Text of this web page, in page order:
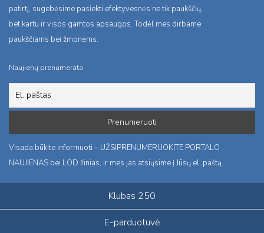
patirtį, sugebėsime pasiekti efektyvesnės ne tik paukščių,
bet kartu ir visos gamtos apsaugos. Todėl mes dirbame
paukščiams bei žmonėms.
Naujienų prenumerata
Visada būkite informuoti – UŽSIPRENUMERUOKITE PORTALO
NAUJIENAS bei LOD žinias, ir mes jas atsiųsime į Jūsų el. paštą.
Klubas 250
E-parduotuvė